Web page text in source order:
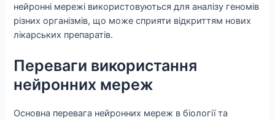
нейронні мережі використовуються для аналізу геномів
різних організмів, що може сприяти відкриттям нових
лікарських препаратів.
Переваги використання
нейронних мереж
Основна перевага нейронних мереж в біології та